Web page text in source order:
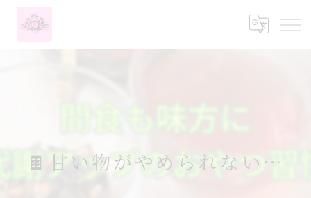
🍫甘い物がやめられない…